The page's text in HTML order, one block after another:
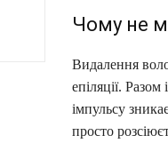
Чому не
Видалення
епіляції.
імпульсу
просто